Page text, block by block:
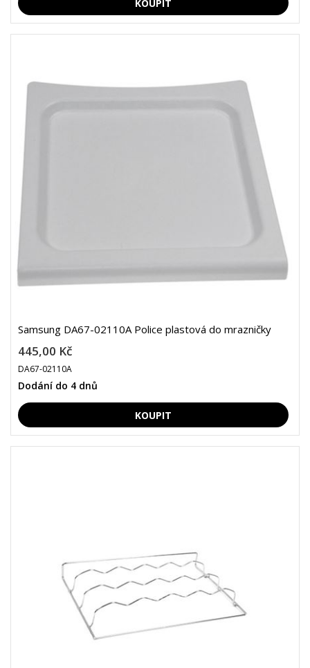
Samsung DA67-02110A Police plastová do mrazničky
445,00 Kč
DA67-02110A
Dodání do 4 dnů